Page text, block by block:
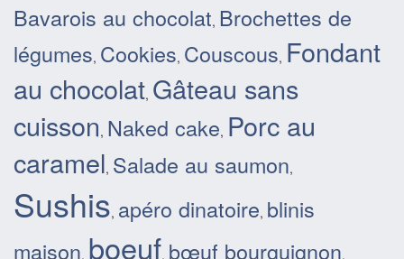
Bavarois au chocolat, Brochettes de
légumes, Cookies, Couscous, Fondant
au chocolat, Gâteau sans
cuisson, Naked cake, Porc au
caramel, Salade au saumon,
Sushis, apéro dinatoire, blinis
maison, boeuf, bœuf bourguignon,